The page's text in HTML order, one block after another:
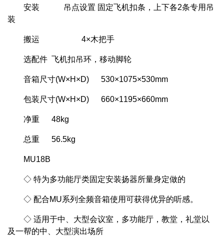
安装 吊点设置 固定飞机扣条，上下各2条专用吊
装
搬运 4×木把手
选配件 飞机扣吊环，移动脚轮
音箱尺寸(W×H×D) 530×1075×530mm
包装尺寸(W×H×D) 660×1195×660mm
净重 48kg
总重 56.5kg
MU18B
◇ 特为多功能厅类固定安装扬器所量身定做的
◇ 配合MU系列全频音箱使用可获得优异的听感。
◇ 适用于中、大型会议室，多功能厅，教堂，礼堂以
及一帮的中、大型演出场所